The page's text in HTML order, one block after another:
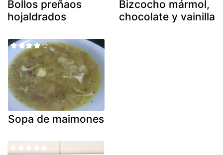
Bollos preñaos
hojaldrados
Bizcocho mármol,
chocolate y vainilla
Sopa de maimones